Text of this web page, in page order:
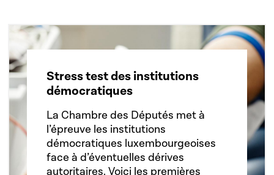
Stress test des institutions
démocratiques
La Chambre des Députés met à
l’épreuve les institutions
démocratiques luxembourgeoises
face à d’éventuelles dérives
autoritaires. Voici les premières